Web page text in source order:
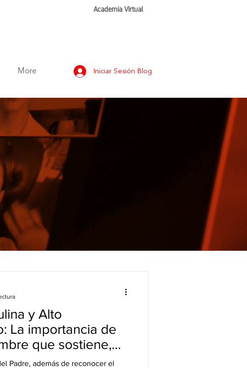
Academia Virtual
More Iniciar Sesión Blog
y Alto
La importancia de
que sostiene,
Padre, además de reconocer el